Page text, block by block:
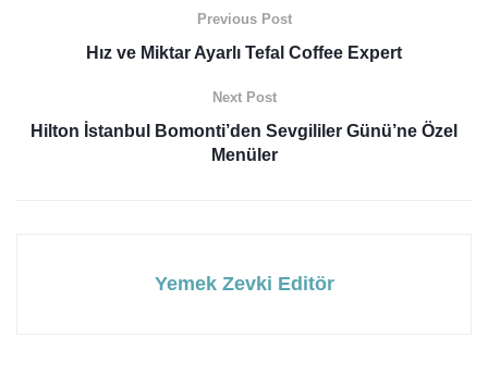
Previous Post
Hız ve Miktar Ayarlı Tefal Coffee Expert
Next Post
Hilton İstanbul Bomonti’den Sevgililer Günü’ne Özel
Menüler
Yemek Zevki Editör